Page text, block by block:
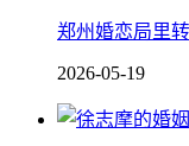
郑州婚恋局里
2026-05-19